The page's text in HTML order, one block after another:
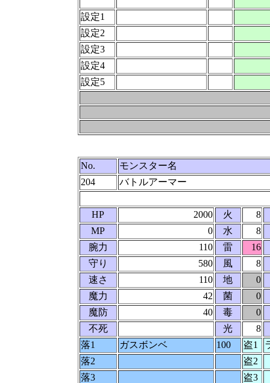
設定1
設定2
設定3
設定4
設定5
No.
モンスター名
204
バトルアーマー
HP 2000 火
8
MP
0 水
8
腕力
110 雷
16
守り
580 風
8
速さ
110 地
0
魔力
42 菌
0
魔防
40 毒
0
不死
光
8
落1
ガスボンベ 100 盗1
落2
盗2
落3
盗3